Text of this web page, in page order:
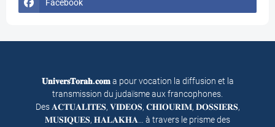
Facebook
𝐔𝐧𝐢𝐯𝐞𝐫𝐬𝐓𝐨𝐫𝐚𝐡.𝐜𝐨𝐦a pour vocation la diffusion et la
transmission du judaïsme aux francophones.
Des 𝐀𝐂𝐓𝐔𝐀𝐋𝐈𝐓𝐄𝐒, 𝐕𝐈𝐃𝐄𝐎𝐒, 𝐂𝐇𝐈𝐎𝐔𝐑𝐈𝐌, 𝐃𝐎𝐒𝐒𝐈𝐄𝐑𝐒,
𝐌𝐔𝐒𝐈𝐐𝐔𝐄𝐒, 𝐇𝐀𝐋𝐀𝐊𝐇𝐀… à travers le prisme des